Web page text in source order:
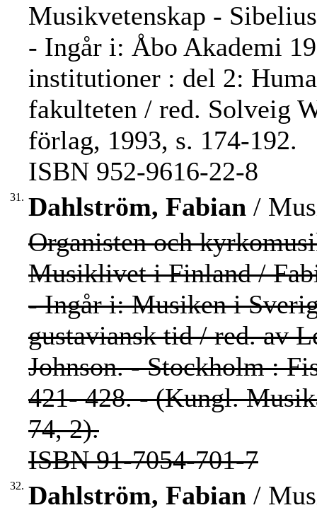
Musikvetenskap -
- Ingår i: Åbo Akademi
institutioner : del 2:
fakulteten / red. Solveig
förlag, 1993, s. 174-192.
ISBN 952-9616-22-8
31. Dahlström, Fabian /
Organisten och
Musiklivet i Finland /
- Ingår i: Musiken i
gustaviansk tid / red. av
Johnson. - Stockholm :
421- 428. - (Kungl.
74, 2).
ISBN 91-7054-701-7
32. Dahlström, Fabian /